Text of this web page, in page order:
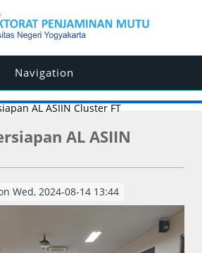
Navigation
AL ASIIN Cluster FT
AL ASIIN
Wed, 2024-08-14 13:44